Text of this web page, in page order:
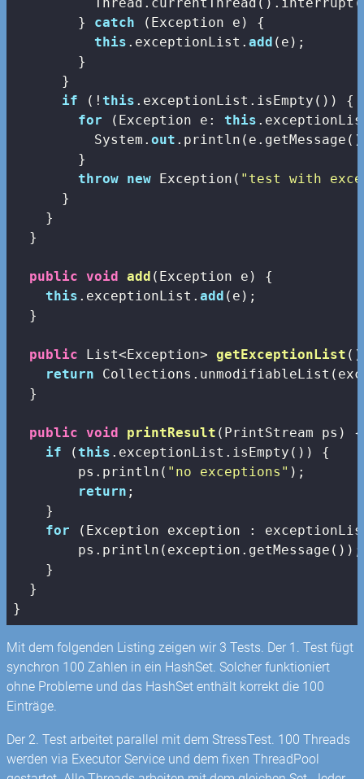
        }
catch (Exception e) {
this .exceptionList.add (e);
        }
      }
if (!this .exceptionList.isEmpty()) {
for (Exception e: this
          System.
out
        }
throw new Exception( "test with
      }
    }
  }
public void add ( Exception e ) {
this .exceptionList.add (e);
  }
public List<Exception> getExceptionList (
return
  }
public void printResult ( PrintStream ps ) {
if (this .exceptionList.isEmpty()) {
        ps.println(
"no exceptions" );
return ;
    }
for (Exception exception :
        ps.println(exception.getMessage());
    }
  }
}
Mit dem folgenden Listing zeigen wir 3 Tests. Der 1. Test fügt
synchron 100 Zahlen in ein HashSet. Solcher funktioniert
ohne Probleme und das HashSet enthält korrekt die 100
Einträge.
Der 2. Test arbeitet parallel mit dem StressTest. 100 Threads
werden via Executor Service und dem fixen ThreadPool